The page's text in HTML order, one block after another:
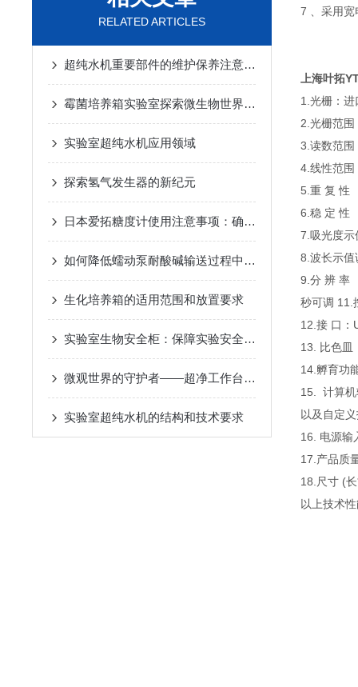
RELATED ARTICLES
超纯水机重要部件的维护保养注意事项
霉菌培养箱实验室探索微生物世界的神秘之门
实验室超纯水机应用领域
探索氢气发生器的新纪元
日本爱拓糖度计使用注意事项：确保准确测量糖度的关键
如何降低蠕动泵耐酸碱输送过程中的脉冲？
生化培养箱的适用范围和放置要求
实验室生物安全柜：保障实验安全的“守护神”
微观世界的守护者——超净工作台在现代实验室的革新应用
实验室超纯水机的结构和技术要求
7 、采用宽
上海叶拓
1.光栅：进
2.光栅范
3.读数范
4.线性范
5.重 复 性
6.稳 定 性
7.吸光度
8.波长示
9.分 辨
秒可调 11.
12.接 口：
13. 比色皿
14.孵育功
15. 计算机
以及自定
16. 电源输
17.产品质
18.尺寸 (
以上技术